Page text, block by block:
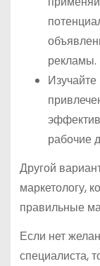
рекламы.
рабочие
Другой
маркетологу,
правильные
Если нет
специалиста,